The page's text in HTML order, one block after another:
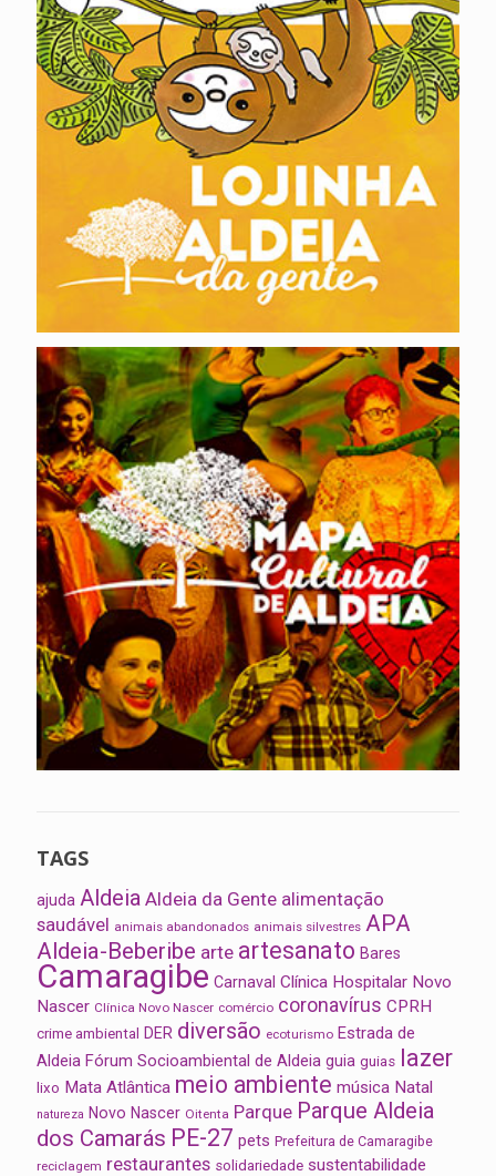
TAGS
ajuda Aldeia Aldeia da Gente alimentação
saudável animais abandonados animais silvestres APA
Aldeia-Beberibe arte artesanato Bares
Camaragibe Carnaval Clínica Hospitalar Novo
Nascer Clínica Novo Nascer comércio coronavírus CPRH
crime ambiental DER diversão ecoturismo Estrada de
Aldeia Fórum Socioambiental de Aldeia guia guias lazer
lixo Mata Atlântica meio ambiente música Natal
natureza Novo Nascer Oitenta Parque Parque Aldeia
dos Camarás PE-27 pets Prefeitura de Camaragibe
reciclagem restaurantes solidariedade sustentabilidade